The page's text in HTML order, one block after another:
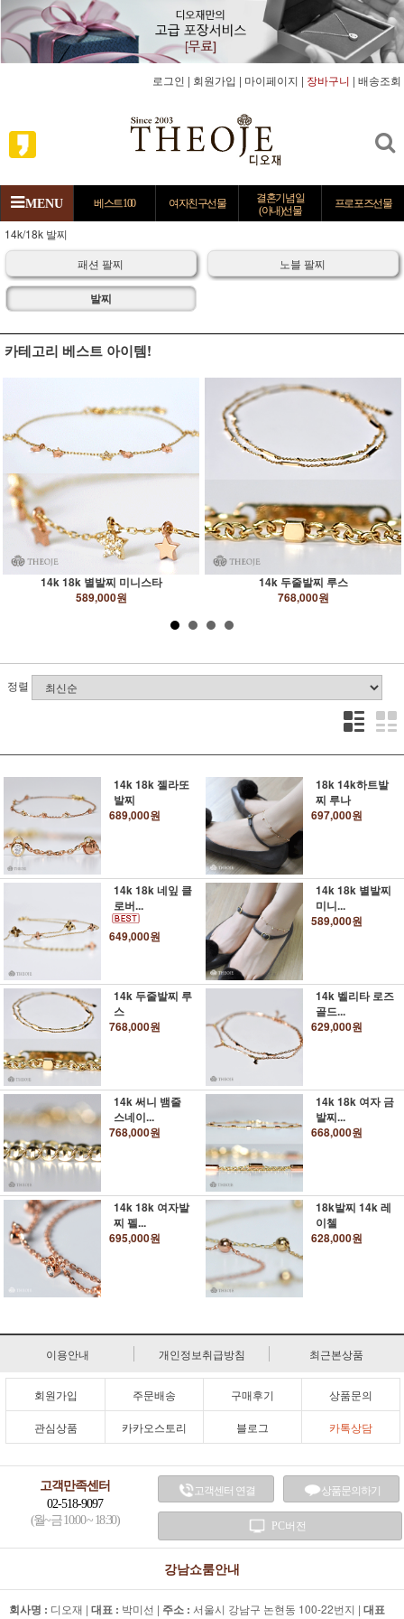
로그인 | 회원가입 | 마이페이지 | 장바구니 | 배송조회
MENU 베스트100 여자친구선물
결혼기념일
(아내)선물
프로포즈선물
14k/18k 발찌
패션 팔찌
노블 팔찌
발찌
카테고리 베스트 아이템!
14k 18k 별발찌 미니스타
589,000원
14k 두줄발찌 루스
768,000원
정렬
14k 18k 젤라또
발찌
689,000원
18k 14k하트발
찌 루나
697,000원
14k 18k 네잎 클
로버...
649,000원
14k 18k 별발찌
미니...
589,000원
14k 두줄발찌 루
스
768,000원
14k 벨리타 로즈
골드...
629,000원
14k 써니 뱀줄
스네이...
768,000원
14k 18k 여자 금
발찌...
668,000원
14k 18k 여자발
찌 펠...
695,000원
18k발찌 14k 레
이첼
628,000원
이용안내 개인정보취급방침 최근본상품
회원가입 주문배송 구매후기 상품문의
관심상품 카카오스토리 블로그 카톡상담
고객만족센터
02-518-9097
(월~금 10:00 ~ 18:30)
고객센터 연결 상품문의하기
PC버전
강남쇼룸안내
회사명 : 디오재 | 대표 : 박미선 | 주소 : 서울시 강남구 논현동 100-22번지 | 대표